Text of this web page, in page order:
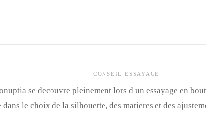
CONSEIL ESSAYAGE
se decouvre pleinement lors d un essayage en
dans le choix de la silhouette, des matieres et des